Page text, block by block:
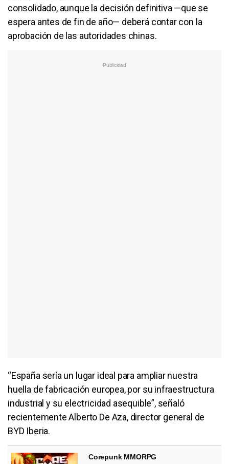
consolidado, aunque la decisión definitiva —que se
espera antes de fin de año— deberá contar con la
aprobación de las autoridades chinas.
“España sería un lugar ideal para ampliar nuestra
huella de fabricación europea, por su infraestructura
industrial y su electricidad asequible”, señaló
recientemente Alberto De Aza, director general de
BYD Iberia.
Corepunk MMORPG